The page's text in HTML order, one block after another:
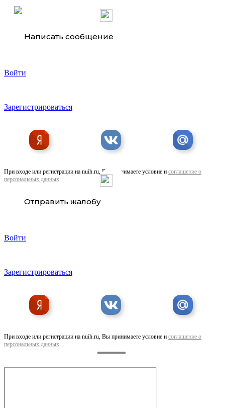
Написать сообщение
Войти
Зарегистрироваться
При входе или регистрации на nuih.ru, Вы принимаете условие и соглашение о
персональных данных
Отправить жалобу
Войти
Зарегистрироваться
При входе или регистрации на nuih.ru, Вы принимаете условие и соглашение о
персональных данных